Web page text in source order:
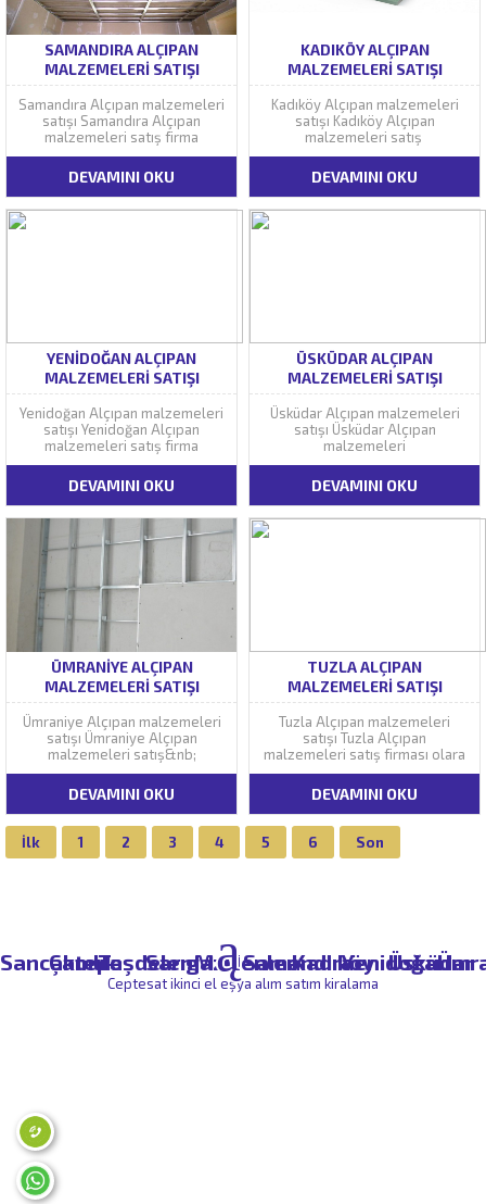
SAMANDIRA ALÇIPAN
MALZEMELERI SATIŞI
Samandıra Alçıpan malzemeleri
satışı Samandıra Alçıpan
malzemeleri satış firma
DEVAMINI OKU
KADIKÖY ALÇIPAN
MALZEMELERI SATIŞI
Kadıköy Alçıpan malzemeleri
satışı Kadıköy Alçıpan
malzemeleri satış
DEVAMINI OKU
YENIDOĞAN ALÇIPAN
MALZEMELERI SATIŞI
Yenidoğan Alçıpan malzemeleri
satışı Yenidoğan Alçıpan
malzemeleri satış firma
DEVAMINI OKU
ÜSKÜDAR ALÇIPAN
MALZEMELERI SATIŞI
Üsküdar Alçıpan malzemeleri
satışı Üsküdar Alçıpan
malzemeleri
DEVAMINI OKU
ÜMRANIYE ALÇIPAN
MALZEMELERI SATIŞI
Ümraniye Alçıpan malzemeleri
satışı Ümraniye Alçıpan
malzemeleri satış&nb;
DEVAMINI OKU
TUZLA ALÇIPAN
MALZEMELERI SATIŞI
Tuzla Alçıpan malzemeleri
satışı Tuzla Alçıpan
malzemeleri satış firması olara
DEVAMINI OKU
İlk 1 2 3 4 5 6 Son
Sancaktepe
ÇamlıkTaşdelen
SarıgaziMadenlerSamandıra
KadıköyYenidoğan
Üsküdar
Ceptesat ikinci el eşya alım satım kiralama